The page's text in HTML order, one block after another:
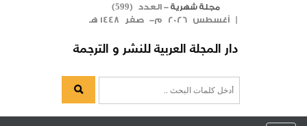
مجلة شهرية- العدد ( 599
)
| أغسطس 2026 م- صفر 1448 هـ
دار المجلة العربية للنشر و الترجمة